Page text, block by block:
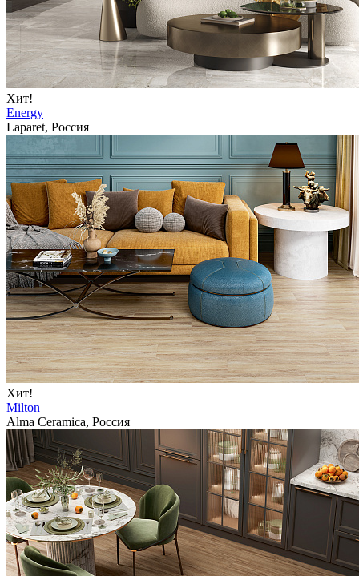
Хит!
Energy
Laparet, Россия
Хит!
Milton
Alma Ceramica, Россия